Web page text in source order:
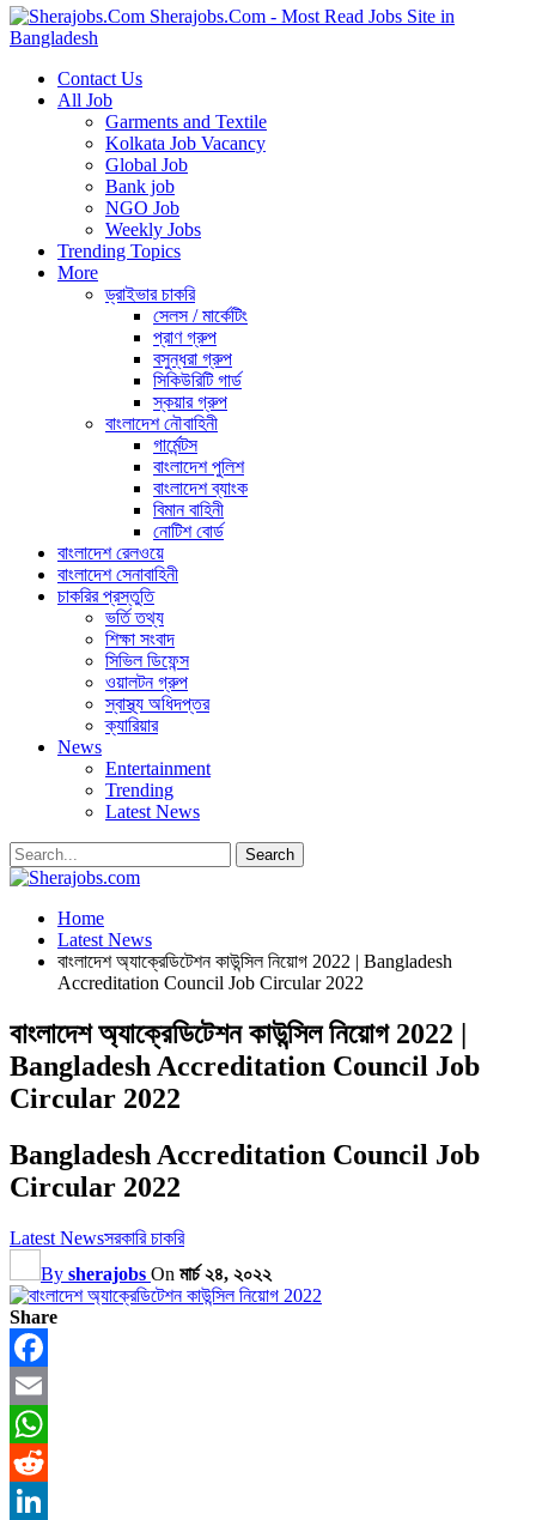
Sherajobs.Com - Most Read Jobs Site in
Bangladesh
Contact Us
All Job
Garments and Textile
Kolkata Job Vacancy
Global Job
Bank job
NGO Job
Weekly Jobs
Trending Topics
More
ড্রাইভার চাকরি
সেলস / মার্কেটিং
প্রাণ গ্রুপ
বসুন্ধরা গ্রুপ
সিকিউরিটি গার্ড
স্কয়ার গ্রুপ
বাংলাদেশ নৌবাহিনী
গার্মেন্টস
বাংলাদেশ পুলিশ
বাংলাদেশ ব্যাংক
বিমান বাহিনী
নোটিশ বোর্ড
বাংলাদেশ রেলওয়ে
বাংলাদেশ সেনাবাহিনী
চাকরির প্রস্তুতি
ভর্তি তথ্য
শিক্ষা সংবাদ
সিভিল ডিফেন্স
ওয়ালটন গ্রুপ
স্বাস্থ্য অধিদপ্তর
ক্যারিয়ার
News
Entertainment
Trending
Latest News
Home
Latest News
বাংলাদেশ অ্যাক্রেডিটেশন কাউন্সিল নিয়োগ 2022 | Bangladesh
Accreditation Council Job Circular 2022
বাংলাদেশ অ্যাক্রেডিটেশন কাউন্সিল নিয়োগ 2022 |
Bangladesh Accreditation Council Job
Circular 2022
Bangladesh Accreditation Council Job
Circular 2022
Latest Newsসরকারি চাকরি
By sherajobs On মার্চ ২৪, ২০২২
Share
Facebook
Email
WhatsApp
Reddit